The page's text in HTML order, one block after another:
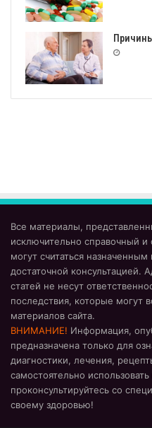
Все материалы,
исключительно справочный и
могут считаться
достаточной консультацией.
статей не несут
последствия, которые могут
материалов сайта.
ВНИМАНИЕ! Информация,
предназначена только для
диагностики, лечения,
самостоятельно
проконсультируйтесь со
своему здоровью!